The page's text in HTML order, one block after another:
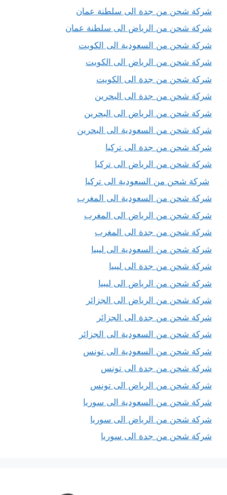
شركة شحن من جدة الى سلطنة عمان
شركة شحن من الرياض الى سلطنة عمان
شركة شحن من السعودية الى الكويت
شركة شحن من الرياض الى الكويت
شركة شحن من جدة الى الكويت
شركة شحن من جدة الى البحرين
شركة شحن من الرياض الى البحرين
شركة شحن من السعودية الى البحرين
شركة شحن من جدة الى تركيا
شركة شحن من الرياض الى تركيا
شركة شحن من السعودية الى تركيا
شركة شحن من السعودية الى المغرب
شركة شحن من الرياض الى المغرب
شركة شحن من جدة الى المغرب
شركة شحن من السعودية الى ليبيا
شركة شحن من جدة الى ليبيا
شركة شحن من الرياض الى ليبيا
شركة شحن من الرياض الى الجزائر
شركة شحن من جدة الى الجزائر
شركة شحن من السعودية الى الجزائر
شركة شحن من السعودية الى تونس
شركة شحن من جدة الى تونس
شركة شحن من الرياض الى تونس
شركة شحن من السعودية الى سوريا
شركة شحن من الرياض الى سوريا
شركة شحن من جدة الى سوريا